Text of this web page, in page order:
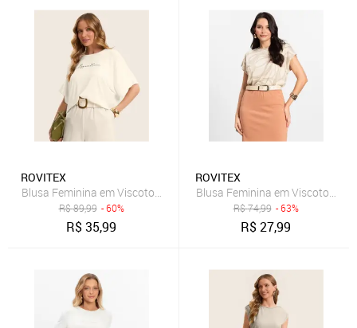
ROVITEX
Blusa Feminina em Viscotorcion Rovitex Bege
R$89,99 - 60%
R$35,99
ROVITEX
Blusa Feminina em Viscotorcion
R$74,99 - 63%
R$27,99